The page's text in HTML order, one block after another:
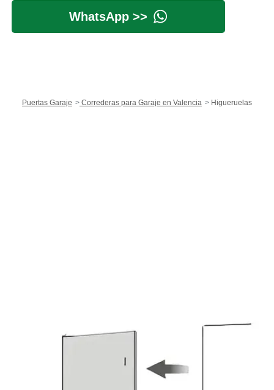
WhatsApp >>
Puertas Garaje Correderas para Garaje en Valencia Higueruelas